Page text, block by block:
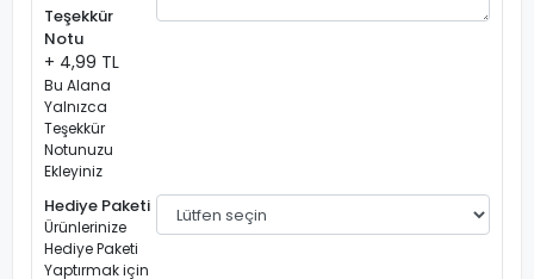
Teşekkür
Notu
+ 4,99 TL
Bu Alana
Yalnızca
Teşekkür
Notunuzu
Ekleyiniz
Hediye Paketi
Ürünlerinize
Hediye Paketi
Yaptırmak için